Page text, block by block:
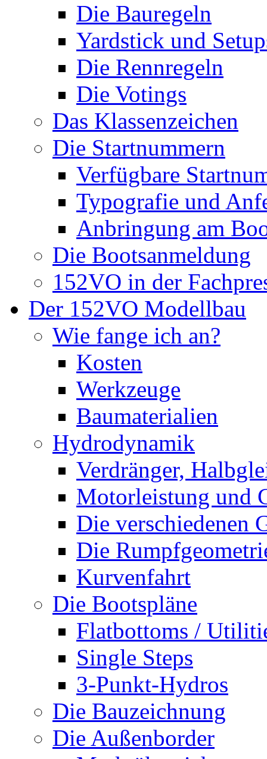
Die Bauregeln
Yardstick und
Die Rennregeln
Die Votings
Das Klassenzeichen
Die Startnummern
Verfügbare
Typografie und
Anbringung am
Die Bootsanmeldung
152VO in der
Der 152VO Modellbau
Wie fange ich an?
Kosten
Werkzeuge
Baumaterialien
Hydrodynamik
Verdränger,
Motorleistung und
Die verschiedenen
Die
Kurvenfahrt
Die Bootspläne
Flatbottoms /
Single Steps
3-Punkt-Hydros
Die Bauzeichnung
Die Außenborder